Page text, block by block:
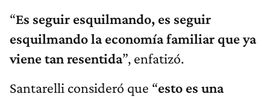
“Es seguir esquilmando, es seguir
esquilmando la economía familiar que ya
viene tan resentida”, enfatizó.
Santarelli consideró que “esto es una